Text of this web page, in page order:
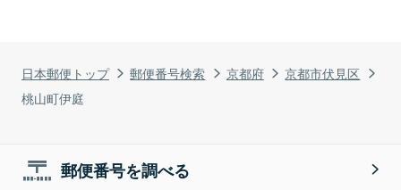
日本郵便トップ 郵便番号検索 京都府
京都市伏見区
桃山町伊庭
郵便番号を調べる